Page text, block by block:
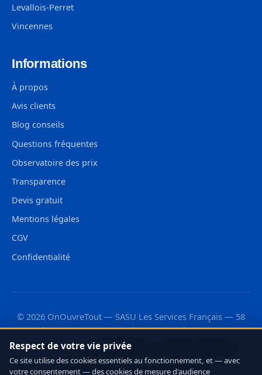
Levallois-Perret
Vincennes
Informations
À propos
Avis clients
Blog conseils
Questions fréquentes
Observatoire des prix
Transparence
Devis gratuit
Mentions légales
CGV
Confidentialité
© 2026 OnOuvreTout — SASU Les Services Français — 58
rue de Monceau, 75008 Paris — RCS Paris 987 733 110
Découvrez aussi : OnLeveTout
OnDeRatiseTout · CleanMonAppart
Respect de votre vie privée
Ce site utilise des cookies essentiels au fonctionnement, et — avec
votre consentement — des cookies de mesure d'audience